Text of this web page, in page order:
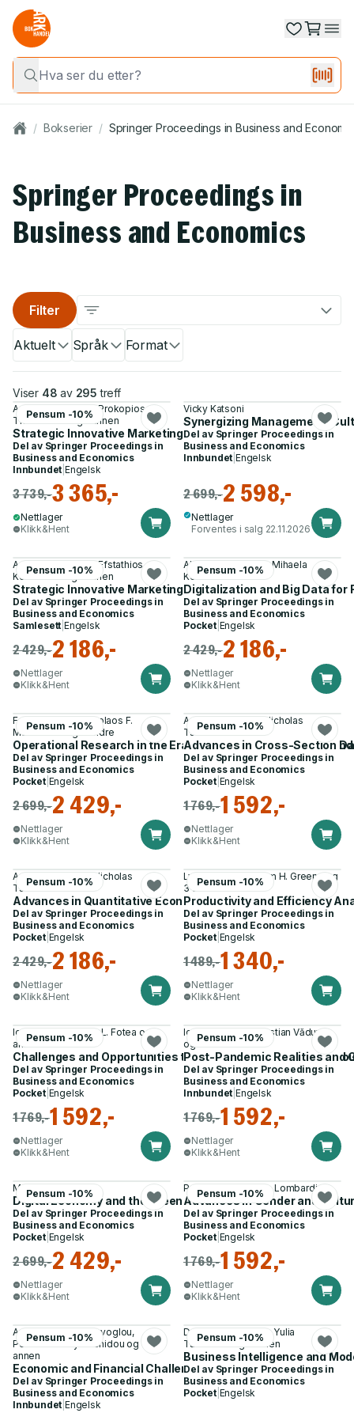
/ Bokserier / Springer Proceedings in Business and
Springer Proceedings in
Business and Economics
Aktuelt Språk Format
Filter
Viser 48 av 295 treff
Pensum -10%
Androniki Kavoura, Prokopios
Theodoridis og 1 annen
Strategic Innovative Marketing and Tourism
Del av Springer Proceedings in
Business and Economics
Innbundet |Engelsk
3 739,-3 365,-
Nettlager
Klikk&Hent
Vicky Katsoni
Synergizing Management,
Del av Springer Proceedings in
Business and Economics
Innbundet |Engelsk
2 699,-2 598,-
Nettlager
Forventes i salg 22.11.2026
Pensum -10%
Androniki Kavoura, Efstathios
Kefallonitis og 1 annen
Strategic Innovative Marketing and Tourism
Del av Springer Proceedings in
Business and Economics
Samlesett |Engelsk
2 429,-2 186,-
Nettlager
Klikk&Hent
Pensum -10%
Alina Mihaela Dima, Mihaela
Kelemen
Digitalization and Big Data for
Del av Springer Proceedings in
Business and Economics
Pocket| Engelsk
2 429,-2 186,-
Nettlager
Klikk&Hent
Pensum -10%
Fotis C. Kitsios, Nikolaos F.
Matsatsinis og 2 andre
Operational Research in the Era of Digital Transformation
Del av Springer Proceedings in
Business and Economics
Pocket| Engelsk
2 699,-2 429,-
Nettlager
Klikk&Hent
Pensum -10%
Aspasia Vlachvei, Nicholas
Tsounis
Advances in Cross-Section
Del av Springer Proceedings in
Business and Economics
Pocket| Engelsk
1 769,-1 592,-
Nettlager
Klikk&Hent
Pensum -10%
Aspasia Vlachvei, Nicholas
Tsounis
Advances in Quantitative Economic Research
Del av Springer Proceedings in
Business and Economics
Pocket| Engelsk
2 429,-2 186,-
Nettlager
Klikk&Hent
Pensum -10%
Lynda Khalaf, William H. Greene og
3 andre
Productivity and Efficiency
Del av Springer Proceedings in
Business and Economics
Pocket| Engelsk
1 489,-1 340,-
Nettlager
Klikk&Hent
Pensum -10%
Ioan S. Fotea, Silvia L. Fotea og 1
annen
Challenges and Opportunities to Develop Organizations
Del av Springer Proceedings in
Business and Economics
Pocket| Engelsk
1 769,-1 592,-
Nettlager
Klikk&Hent
Pensum -10%
Ioan Ş. Fotea, Sebastian Văduva
og 1 annen
Post-Pandemic Realities and
Del av Springer Proceedings in
Business and Economics
Innbundet |Engelsk
1 769,-1 592,-
Nettlager
Klikk&Hent
Pensum -10%
Mihail Busu
Digital Economy and the Green Revolution
Del av Springer Proceedings in
Business and Economics
Pocket| Engelsk
2 699,-2 429,-
Nettlager
Klikk&Hent
Pensum -10%
Paola Paoloni, Rosa Lombardi
Advances in Gender and
Del av Springer Proceedings in
Business and Economics
Pocket| Engelsk
1 769,-1 592,-
Nettlager
Klikk&Hent
Pensum -10%
Anastasios Karasavvoglou,
Persefoni Polychronidou og 1
annen
Economic and Financial Challenges for Eastern Europe
Del av Springer Proceedings in
Business and Economics
Innbundet |Engelsk
Pensum -10%
Damianos P. Sakas, Yulia
Taratuhina og 1 annen
Business Intelligence and
Del av Springer Proceedings in
Business and Economics
Pocket| Engelsk